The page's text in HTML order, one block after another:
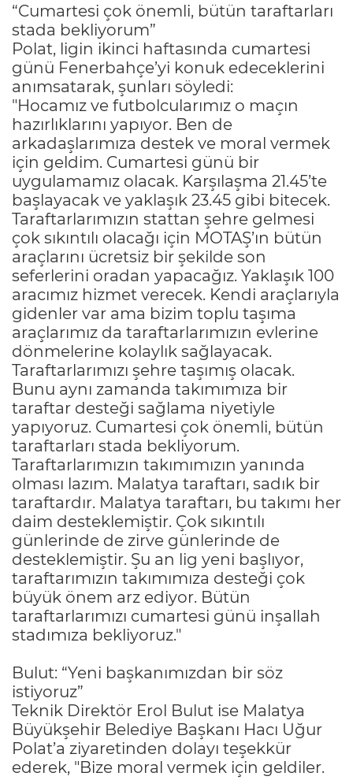
“Cumartesi çok önemli, bütün taraftarları
stada bekliyorum”
Polat, ligin ikinci haftasında cumartesi
günü Fenerbahçe’yi konuk edeceklerini
anımsatarak, şunları söyledi:
"Hocamız ve futbolcularımız o maçın
hazırlıklarını yapıyor. Ben de
arkadaşlarımıza destek ve moral vermek
için geldim. Cumartesi günü bir
uygulamamız olacak. Karşılaşma 21.45’te
başlayacak ve yaklaşık 23.45 gibi bitecek.
Taraftarlarımızın stattan şehre gelmesi
çok sıkıntılı olacağı için MOTAŞ’ın bütün
araçlarını ücretsiz bir şekilde son
seferlerini oradan yapacağız. Yaklaşık 100
aracımız hizmet verecek. Kendi araçlarıyla
gidenler var ama bizim toplu taşıma
araçlarımız da taraftarlarımızın evlerine
dönmelerine kolaylık sağlayacak.
Taraftarlarımızı şehre taşımış olacak.
Bunu aynı zamanda takımımıza bir
taraftar desteği sağlama niyetiyle
yapıyoruz. Cumartesi çok önemli, bütün
taraftarları stada bekliyorum.
Taraftarlarımızın takımımızın yanında
olması lazım. Malatya taraftarı, sadık bir
taraftardır. Malatya taraftarı, bu takımı her
daim desteklemiştir. Çok sıkıntılı
günlerinde de zirve günlerinde de
desteklemiştir. Şu an lig yeni başlıyor,
taraftarımızın takımımıza desteği çok
büyük önem arz ediyor. Bütün
taraftarlarımızı cumartesi günü inşallah
stadımıza bekliyoruz."
Bulut: “Yeni başkanımızdan bir söz
istiyoruz”
Teknik Direktör Erol Bulut ise Malatya
Büyükşehir Belediye Başkanı Hacı Uğur
Polat’a ziyaretinden dolayı teşekkür
ederek, "Bize moral vermek için geldiler.